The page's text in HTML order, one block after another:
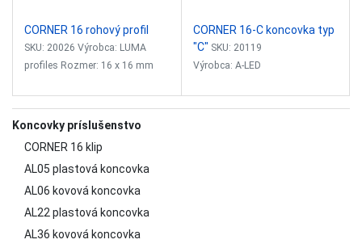
Koncovky príslušenstvo
CORNER 16 klip
AL05 plastová koncovka
AL06 kovová koncovka
AL22 plastová koncovka
AL36 kovová koncovka
CORNER 16 rohový profil
SKU: 20026 Výrobca: LUMA
profiles Rozmer: 16 x 16 mm
chladenie LED pásov do výkonu
CORNER 16-C koncovka typ
"C" SKU: 20119
Výrobca: A-LED